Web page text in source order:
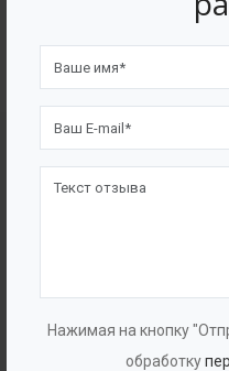
Нажимая на кнопку
обработку
Счастливых клиентов